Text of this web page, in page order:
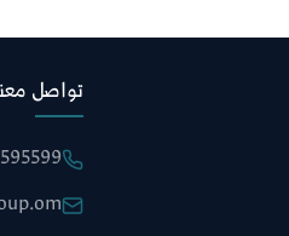
تواصل